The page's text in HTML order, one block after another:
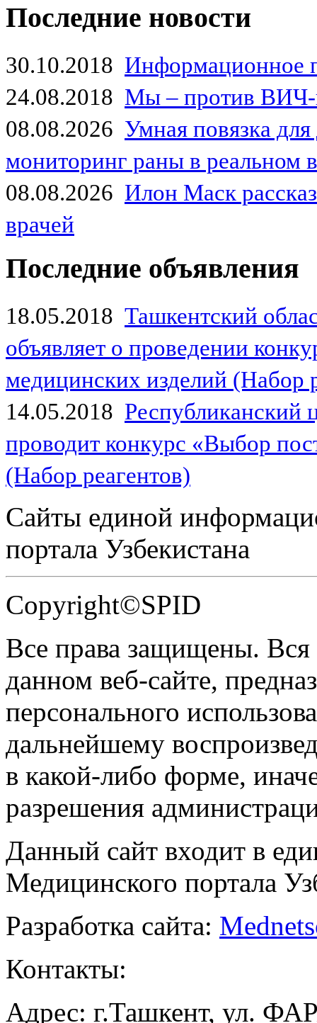
Последние новости
30.10.2018 Информационное
24.08.2018 Мы – против
08.08.2026 Умная повязка
мониторинг раны в реальном
08.08.2026 Илон Маск
врачей
Последние объявления
18.05.2018 Ташкентский
объявляет о проведении
медицинских изделий (Набор
14.05.2018
проводит конкурс «Выбор
(Набор реагентов)
Сайты единой
портала Узбекистана
Copyright©SPID
Все права защищены.
данном веб-сайте,
персонального
дальнейшему
в какой-либо форме,
разрешения
Данный сайт входит в
Медицинского портала
Разработка сайта:
Контакты:
Адрес: г.Ташкент, ул.